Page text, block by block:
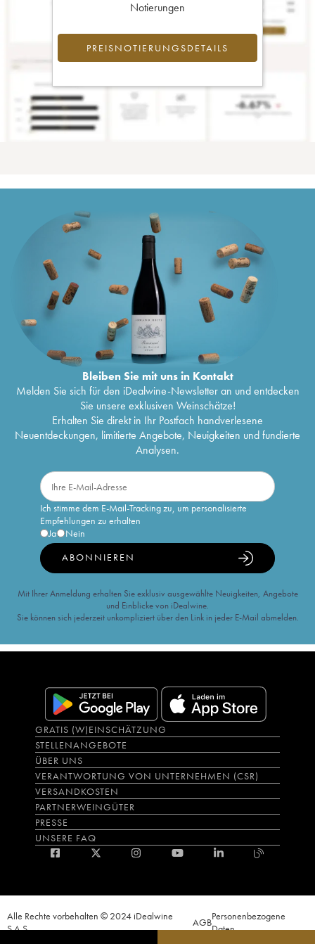
Notierungen
PREISNOTIERUNGSDETAILS
Bleiben Sie mit uns in Kontakt
Melden Sie sich für den iDealwine-Newsletter an und entdecken
Sie unsere exklusiven Weinschätze!
Erhalten Sie direkt in Ihr Postfach handverlesene
Neuentdeckungen, limitierte Angebote, Neuigkeiten und fundierte
Analysen.
Ich stimme dem E-Mail-Tracking zu, um personalisierte
Empfehlungen zu erhalten
Ja
Nein
ABONNIEREN
Mit Ihrer Anmeldung erhalten Sie exklusiv ausgewählte Neuigkeiten, Angebote
und Einblicke von iDealwine.
Sie können sich jederzeit unkompliziert über den Link in jeder E-Mail abmelden.
GRATIS (W)EINSCHÄTZUNG
STELLENANGEBOTE
ÜBER UNS
VERANTWORTUNG VON UNTERNEHMEN (CSR)
VERSANDKOSTEN
PARTNERWEINGÜTER
PRESSE
UNSERE FAQ
Alle Rechte vorbehalten © 2024 iDealwine
S.A.S.
AGBPersonenbezogene
Daten